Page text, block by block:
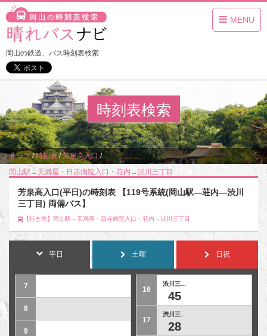
MENU
岡山の鉄道、バス時刻表検索
時刻表検索
トップ/時刻表/芳泉高入口 /
岡山駅→天満屋・日赤病院入口・荘内→渋川三丁目
芳泉高入口(平日)の時刻表 【119号系統(岡山駅―荘内―渋川
三丁目) 両備バス】
【行き先】岡山駅→天満屋・日赤病院入口・荘内→渋川三丁目
平日 土曜 日祝
7
8
9
16
渋川三...
45
17
渋川三...
28